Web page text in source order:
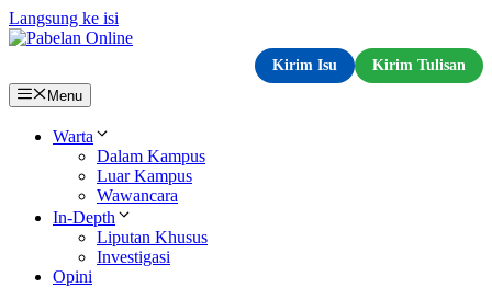
Langsung ke isi
Kirim Isu
Kirim Tulisan
Menu
Warta
Dalam Kampus
Luar Kampus
Wawancara
In-Depth
Liputan Khusus
Investigasi
Opini